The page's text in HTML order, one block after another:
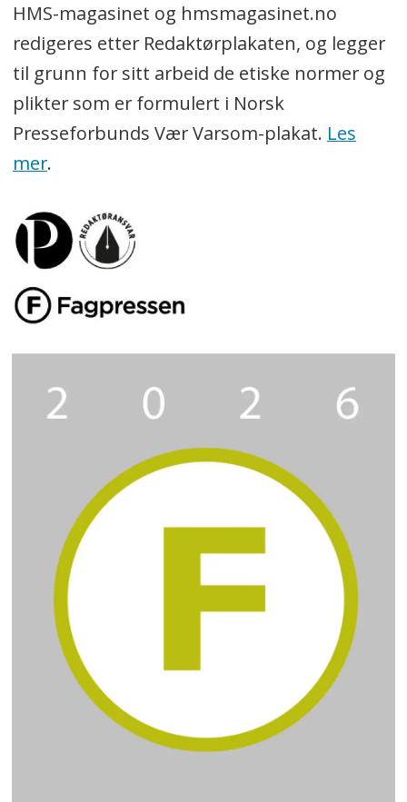
HMS-magasinet og hmsmagasinet.no
redigeres etter Redaktørplakaten, og legger
til grunn for sitt arbeid de etiske normer og
plikter som er formulert i Norsk
Presseforbunds Vær Varsom-plakat. Les
mer.